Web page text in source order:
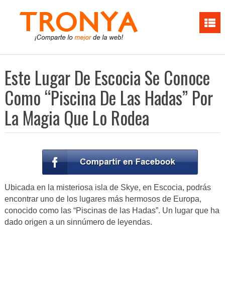
Este Lugar De Escocia Se Conoce
Como “Piscina De Las Hadas” Por
La Magia Que Lo Rodea
Ubicada en la misteriosa isla de Skye, en Escocia, podrás
encontrar uno de los lugares más hermosos de Europa,
conocido como las “Piscinas de las Hadas”. Un lugar que ha
dado origen a un sinnúmero de leyendas.